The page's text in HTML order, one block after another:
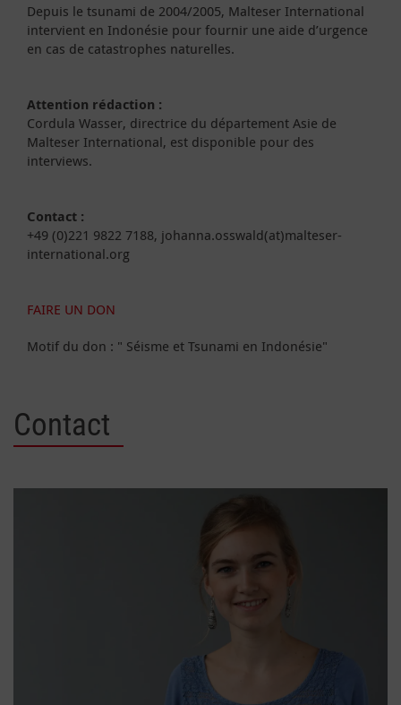
Depuis le tsunami de 2004/2005, Malteser International
intervient en Indonésie pour fournir une aide d’urgence
en cas de catastrophes naturelles.
Attention rédaction :
Cordula Wasser, directrice du département Asie de
Malteser International, est disponible pour des
interviews.
Contact :
+49 (0)221 9822 7188, johanna.osswald(at)malteser-
international.org
FAIRE UN DON
Motif du don : " Séisme et Tsunami en Indonésie"
Contact